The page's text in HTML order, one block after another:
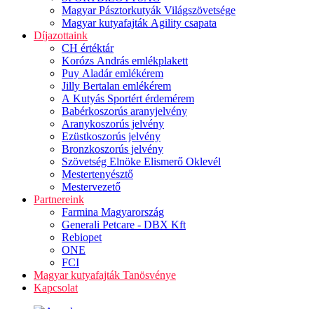
Magyar Pásztorkutyák Világszövetsége
Magyar kutyafajták Agility csapata
Díjazottaink
CH értéktár
Korózs András emlékplakett
Puy Aladár emlékérem
Jilly Bertalan emlékérem
A Kutyás Sportért érdemérem
Babérkoszorús aranyjelvény
Aranykoszorús jelvény
Ezüstkoszorús jelvény
Bronzkoszorús jelvény
Szövetség Elnöke Elismerő Oklevél
Mestertenyésztő
Mestervezető
Partnereink
Farmina Magyarország
Generali Petcare - DBX Kft
Rebiopet
ONE
FCI
Magyar kutyafajták Tanösvénye
Kapcsolat